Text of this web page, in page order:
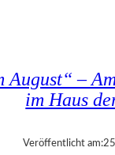
August“ –
im Haus
Veröffentlicht am: